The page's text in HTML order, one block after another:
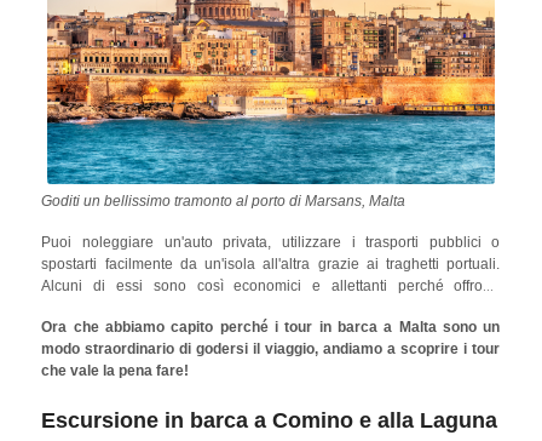
Goditi un bellissimo tramonto al porto di Marsans, Malta
Puoi noleggiare un'auto privata, utilizzare i trasporti pubblici o
spostarti facilmente da un'isola all'altra grazie ai traghetti portuali.
Alcuni di essi sono così economici e allettanti perché offrono
imponenti strutture storiche come la Cattedrale di San Giovannie un
porto costeggiato da yacht e barche.
Ora che abbiamo capito perché i tour in barca a Malta sono un
modo straordinario di godersi il viaggio, andiamo a scoprire i tour
che vale la pena fare!
Escursione in barca a Comino e alla Laguna